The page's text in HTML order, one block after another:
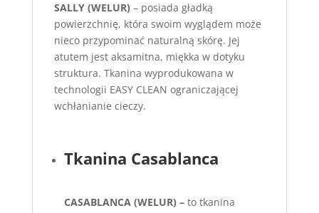
SALLY (WELUR) – posiada gładką
powierzchnię, która swoim wyglądem może
nieco przypominać naturalną skórę. Jej
atutem jest aksamitna, miękka w dotyku
struktura. Tkanina wyprodukowana w
technologii EASY CLEAN ograniczającej
wchłanianie cieczy.
Tkanina Casablanca
CASABLANCA (WELUR) –to tkanina